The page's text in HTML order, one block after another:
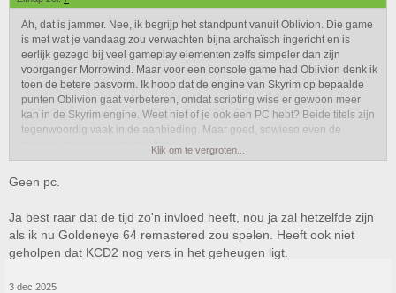
Ah, dat is jammer. Nee, ik begrijp het standpunt vanuit Oblivion. Die game
is met wat je vandaag zou verwachten bijna archaïsch ingericht en is
eerlijk gezegd bij veel gameplay elementen zelfs simpeler dan zijn
voorganger Morrowind. Maar voor een console game had Oblivion denk ik
toen de betere pasvorm. Ik hoop dat de engine van Skyrim op bepaalde
punten Oblivion gaat verbeteren, omdat scripting wise er gewoon meer
kan in de Skyrim engine. Weet niet of je ook een PC hebt? Beide titels zijn
tegenwoordig vaak in de aanbieding. Maar goed, sowieso even de
release van de mod afwachten.
veranderen in de loop van de tijd.
Klik om te vergroten...
Geen pc.
Ja best raar dat de tijd zo'n invloed heeft, nou ja zal hetzelfde zijn
als ik nu Goldeneye 64 remastered zou spelen. Heeft ook niet
geholpen dat KCD2 nog vers in het geheugen ligt.
3 dec 2025